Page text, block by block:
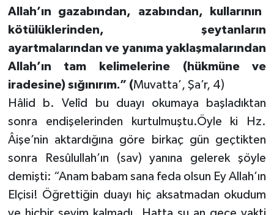
Allah’ın gazabından, azabından, kullarının
kötülüklerinden, şeytanların
ayartmalarından ve yanıma yaklaşmalarından
Allah’ın tam kelimelerine (hükmüne ve
iradesine) sığınırım.” (Muvatta’, Şa’r, 4)
Hâlid b. Velîd bu duayı okumaya başladıktan
sonra endişelerinden kurtulmuştu.Öyle ki Hz.
Âişe’nin aktardığına göre birkaç gün geçtikten
sonra Resûlullah’ın (sav) yanına gelerek şöyle
demişti: “Anam babam sana feda olsun Ey Allah’ın
Elçisi! Öğrettiğin duayı hiç aksatmadan okudum